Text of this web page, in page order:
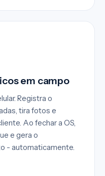
em campo
Registra o
tira fotos e
Ao fechar a OS,
e gera o
- automaticamente.